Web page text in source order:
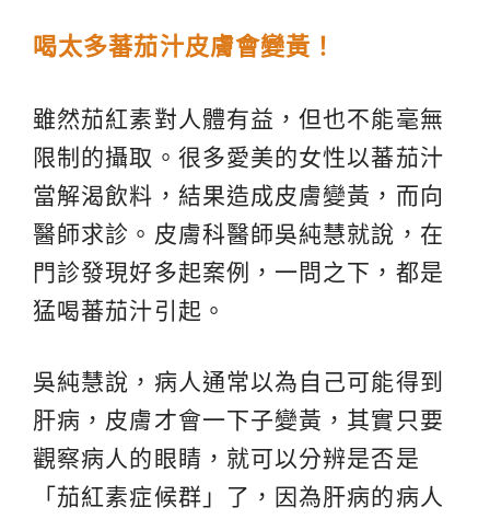
喝太多蕃茄汁皮膚會變黃！
雖然茄紅素對人體有益，但也不能毫無
限制的攝取。很多愛美的女性以蕃茄汁
當解渴飲料，結果造成皮膚變黃，而向
醫師求診。皮膚科醫師吳純慧就說，在
門診發現好多起案例，一問之下，都是
猛喝蕃茄汁引起。
吳純慧說，病人通常以為自己可能得到
肝病，皮膚才會一下子變黃，其實只要
觀察病人的眼睛，就可以分辨是否是
「茄紅素症候群」了，因為肝病的病人